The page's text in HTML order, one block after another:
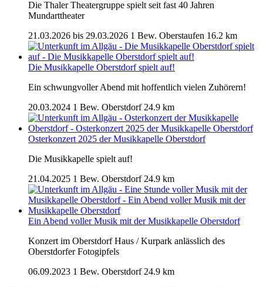
Die Thaler Theatergruppe spielt seit fast 40 Jahren
Mundarttheater
21.03.2026 bis 29.03.2026 1 Bew. Oberstaufen 16.2 km
Die Musikkapelle Oberstdorf spielt auf!
Ein schwungvoller Abend mit hoffentlich vielen Zuhörern!
20.03.2024 1 Bew. Oberstdorf 24.9 km
Osterkonzert 2025 der Musikkapelle Oberstdorf
Die Musikkapelle spielt auf!
21.04.2025 1 Bew. Oberstdorf 24.9 km
Ein Abend voller Musik mit der Musikkapelle Oberstdorf
Konzert im Oberstdorf Haus / Kurpark anlässlich des
Oberstdorfer Fotogipfels
06.09.2023 1 Bew. Oberstdorf 24.9 km